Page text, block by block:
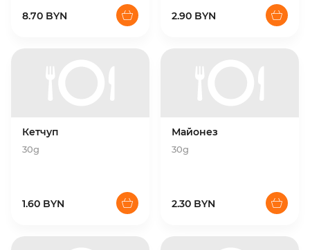
8.70 BYN 2.90 BYN
Кетчуп
30g
1.60 BYN
Майонез
30g
2.30 BYN